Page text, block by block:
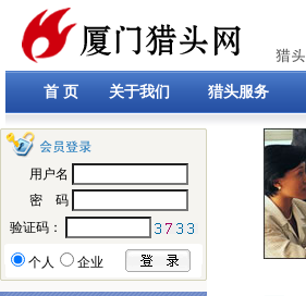
首 页 关于我们 猎头服务
用户名
密 码
验证码：
个人 企业